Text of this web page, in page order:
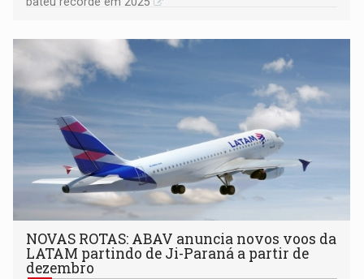
NOVAS ROTAS: ABAV anuncia novos voos da
LATAM partindo de Ji-Paraná a partir de
dezembro